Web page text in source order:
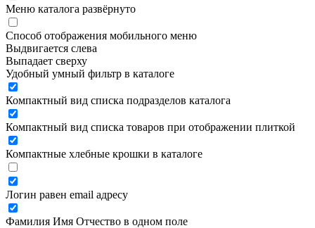
Меню каталога развёрнуто
Способ отображения мобильного меню
Выдвигается слева
Выпадает сверху
Удобный умный фильтр в каталоге
Компактный вид списка подразделов каталога
Компактный вид списка товаров при отображении плиткой
Компактные хлебные крошки в каталоге
Логин равен email адресу
Фамилия Имя Отчество в одном поле